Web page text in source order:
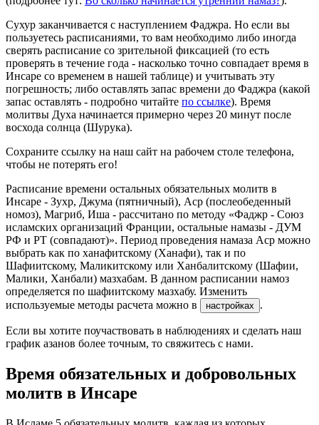
Сухур заканчивается с наступлением Фаджра. Но если вы
пользуетесь расписаниями, то вам необходимо либо иногда
сверять расписание со зрительной фиксацией (то есть
проверять в течение года - насколько точно совпадает время в
Инсаре со временем в нашей таблице) и учитывать эту
погрешность; либо оставлять запас времени до Фаджра (какой
запас оставлять - подробно читайте по ссылке). Время
молитвы Духа начинается примерно через 20 минут после
восхода солнца (Шурука).
Сохраните ссылку на наш сайт на рабочем столе телефона,
чтобы не потерять его!
Расписание времени остальных обязательных молитв в
Инсаре - Зухр, Джума (пятничный), Аср (послеобеденный
номоз), Магриб, Иша - рассчитано по методу «Фаджр - Союз
исламских организаций Франции, остальные намазы - ДУМ
РФ и РТ (совпадают)». Период проведения намаза Аср можно
выбрать как по ханафитскому (Ханафи), так и по
Шафиитскому, Маликитскому или Ханбалитскому (Шафии,
Малики, Ханбали) мазхабам. В данном расписании намоз
определяется по шафиитскому мазхабу. Изменить
используемые методы расчета можно в
настройках .
Если вы хотите поучаствовать в наблюдениях и сделать наш
график азанов более точным, то свяжитесь с нами.
Время обязательных и добровольных
молитв в Инсаре